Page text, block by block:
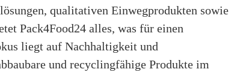
qualitativen Einwegprodukten sowie
Pack4Food24 alles, was für einen
liegt auf Nachhaltigkeit und
und recyclingfähige Produkte im